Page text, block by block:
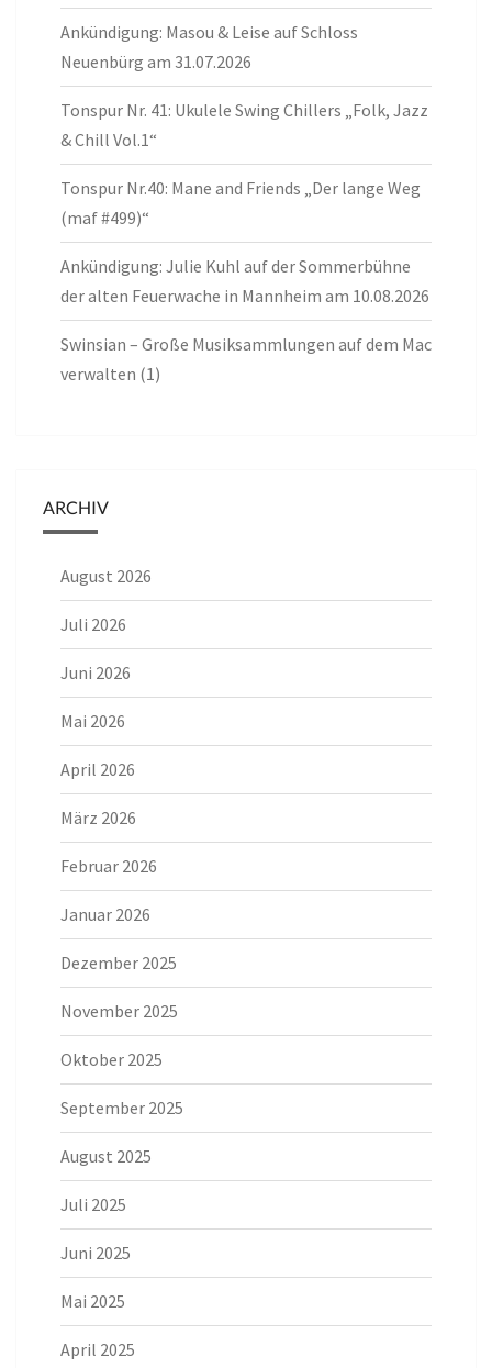
Ankündigung: Masou & Leise auf Schloss
Neuenbürg am 31.07.2026
Tonspur Nr. 41: Ukulele Swing Chillers „Folk, Jazz
& Chill Vol.1“
Tonspur Nr.40: Mane and Friends „Der lange Weg
(maf #499)“
Ankündigung: Julie Kuhl auf der Sommerbühne
der alten Feuerwache in Mannheim am 10.08.2026
Swinsian – Große Musiksammlungen auf dem Mac
verwalten (1)
ARCHIV
August 2026
Juli 2026
Juni 2026
Mai 2026
April 2026
März 2026
Februar 2026
Januar 2026
Dezember 2025
November 2025
Oktober 2025
September 2025
August 2025
Juli 2025
Juni 2025
Mai 2025
April 2025